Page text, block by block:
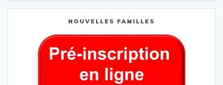
NOUVELLES FAMILLES